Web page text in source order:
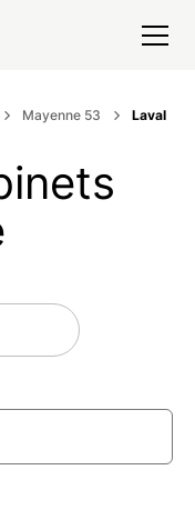
Mayenne 53 Laval